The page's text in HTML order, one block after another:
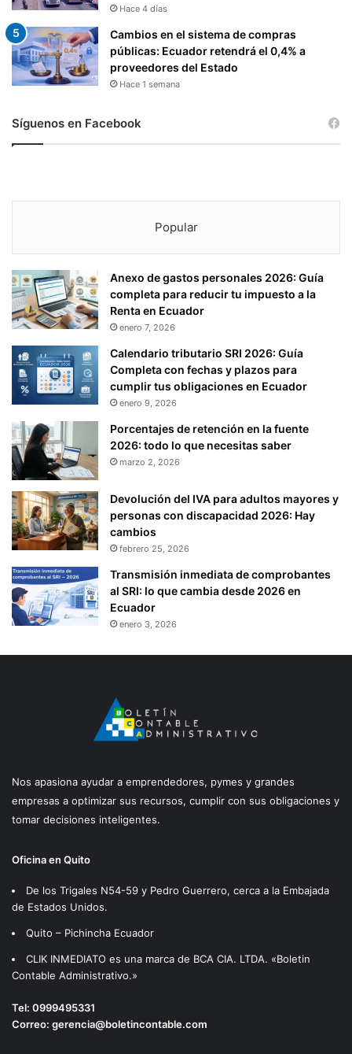
Hace 4 días
Cambios en el sistema de compras
públicas: Ecuador retendrá el 0,4% a
proveedores del Estado
Hace 1 semana
Síguenos en Facebook
Popular
Anexo de gastos personales 2026: Guía
completa para reducir tu impuesto a la
Renta en Ecuador
enero 7, 2026
Calendario tributario SRI 2026: Guía
Completa con fechas y plazos para
cumplir tus obligaciones en Ecuador
enero 9, 2026
Porcentajes de retención en la fuente
2026: todo lo que necesitas saber
marzo 2, 2026
Devolución del IVA para adultos mayores y
personas con discapacidad 2026: Hay
cambios
febrero 25, 2026
Transmisión inmediata de comprobantes
al SRI: lo que cambia desde 2026 en
Ecuador
enero 3, 2026
Nos apasiona ayudar a emprendedores, pymes y grandes
empresas a optimizar sus recursos, cumplir con sus obligaciones y
tomar decisiones inteligentes.
Oficina en Quito
De los Trigales N54-59 y Pedro Guerrero, cerca a la Embajada
de Estados Unidos.
Quito – Pichincha Ecuador
CLIK INMEDIATO es una marca de BCA CIA. LTDA. «Boletin
Contable Administrativo.»
Tel: 0999495331
Correo: gerencia@boletincontable.com